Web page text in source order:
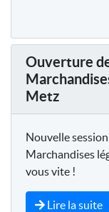
Ouverture
Metz
Nouvelle
Marchandises
vous vite !
Lire la suite